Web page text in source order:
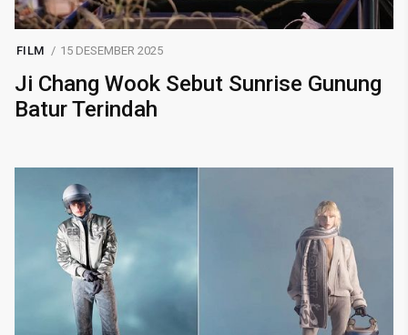
FILM 15 DESEMBER 2025
Ji Chang Wook Sebut Sunrise Gunung
Batur Terindah